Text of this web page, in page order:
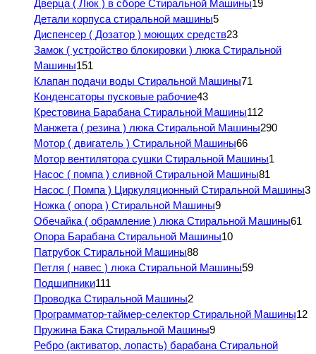
Дверца ( Люк ) в сборе Стиральной Машины19
Детали корпуса стиральной машины5
Диспенсер ( Дозатор ) моющих средств23
Замок ( устройство блокировки ) люка Стиральной
Машины151
Клапан подачи воды Стиральной Машины71
Конденсаторы пусковые рабочие43
Крестовина Барабана Стиральной Машины112
Манжета ( резина ) люка Стиральной Машины290
Мотор ( двигатель ) Стиральной Машины66
Мотор вентилятора сушки Стиральной Машины1
Насос ( помпа ) сливной Стиральной Машины81
Насос ( Помпа ) Циркуляционный Стиральной Машины3
Ножка ( опора ) Стиральной Машины9
Обечайка ( обрамление ) люка Стиральной Машины61
Опора Барабана Стиральной Машины10
Патрубок Стиральной Машины88
Петля ( навес ) люка Стиральной Машины59
Подшипники111
Проводка Стиральной Машины2
Программатор-таймер-селектор Стиральной Машины12
Пружина Бака Стиральной Машины9
Ребро (активатор, лопасть) барабана Стиральной